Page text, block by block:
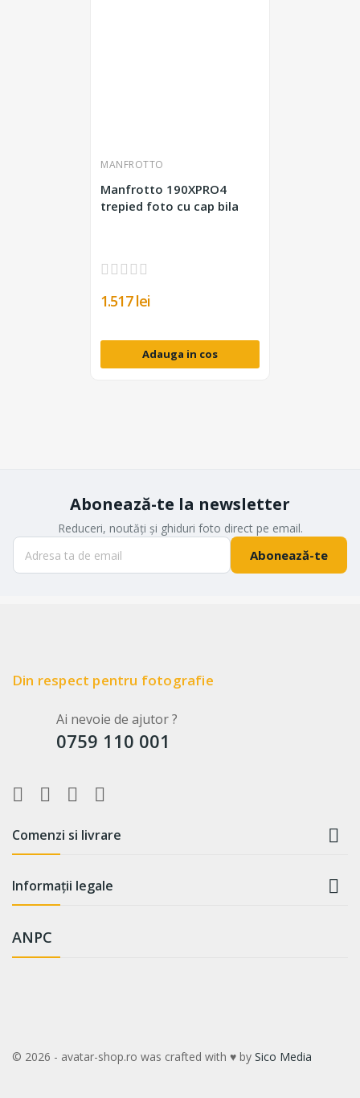
MANFROTTO
Manfrotto 190XPRO4
trepied foto cu cap bila
1.517 lei
Adauga in cos
Abonează-te la newsletter
Reduceri, noutăți și ghiduri foto direct pe email.
Abonează-te
Din respect pentru fotografie
Ai nevoie de ajutor ?
0759 110 001
Comenzi si livrare 
Informații legale 
ANPC
© 2026 - avatar-shop.ro was crafted with ♥ by Sico Media